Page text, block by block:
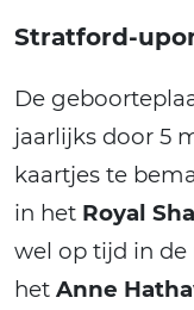
Stratford-
De
jaarlijks door 5
kaartjes te
in het Royal
wel op tijd in de
het Anne